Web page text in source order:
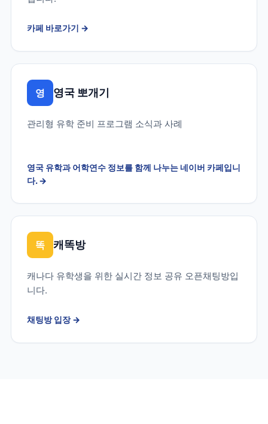
카페 바로가기 →
영 영국 뽀개기
관리형 유학 준비 프로그램 소식과 사례
영국 유학과 어학연수 정보를 함께 나누는 네이버 카페입니
다.→
똑 캐똑방
캐나다 유학생을 위한 실시간 정보 공유 오픈채팅방입
니다.
채팅방 입장→